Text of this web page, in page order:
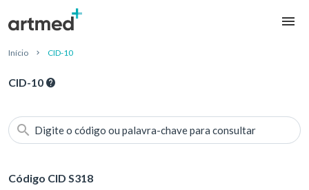
Início CID-10
CID-10
Digite o código ou palavra-chave para consultar
Código CID S318